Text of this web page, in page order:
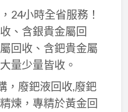
24小時全省服務！
、含銀貴金屬回
回收、含鈀貴金屬
量少量皆收。
，廢鈀液回收,廢鈀
精煉，專精於黃金回